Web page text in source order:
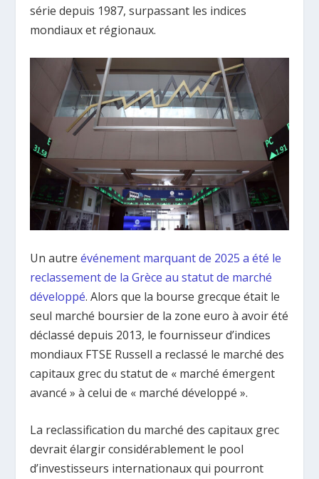
série depuis 1987, surpassant les indices
mondiaux et régionaux.
Un autreévénement marquant de 2025 a été le
reclassement de la Grèce au statut de marché
développé. Alors que la bourse grecque était le
seul marché boursier de la zone euro à avoir été
déclassé depuis 2013, le fournisseur d’indices
mondiaux FTSE Russell a reclassé le marché des
capitaux grec du statut de « marché émergent
avancé » à celui de « marché développé ».
La reclassification du marché des capitaux grec
devrait élargir considérablement le pool
d’investisseurs internationaux qui pourront